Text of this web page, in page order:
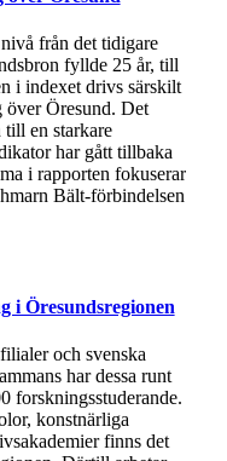
från det tidigare
fyllde 25 år, till
i indexet drivs särskilt
över Öresund. Det
en starkare
har gått tillbaka
i rapporten fokuserar
Bält-förbindelsen
i Öresundsregionen
och svenska
har dessa runt
forskningsstuderande.
konstnärliga
finns det